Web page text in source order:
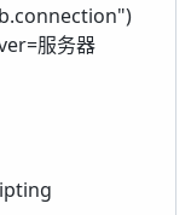
服务器